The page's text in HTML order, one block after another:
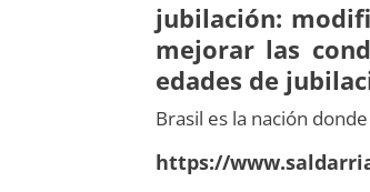
jubilación:
mejorar las
edades de
Brasil es la nación
https://